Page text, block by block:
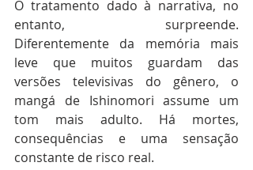
O tratamento dado à narrativa, no
entanto, surpreende.
Diferentemente da memória mais
leve que muitos guardam das
versões televisivas do gênero, o
mangá de Ishinomori assume um
tom mais adulto. Há mortes,
consequências e uma sensação
constante de risco real.